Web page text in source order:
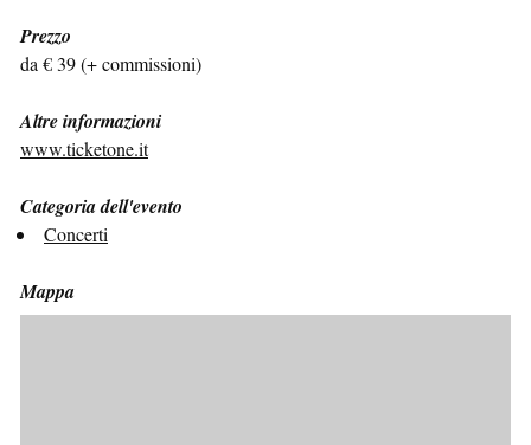
Prezzo
da € 39 (+ commissioni)
Altre informazioni
www.ticketone.it
Categoria dell'evento
Concerti
Mappa